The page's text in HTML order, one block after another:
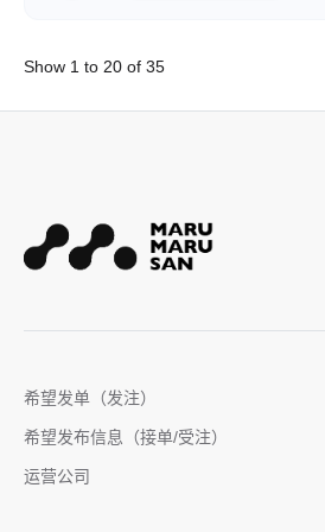
Show 1 to 20 of 35
希望发单（发注）
希望发布信息（接单/受注）
运营公司